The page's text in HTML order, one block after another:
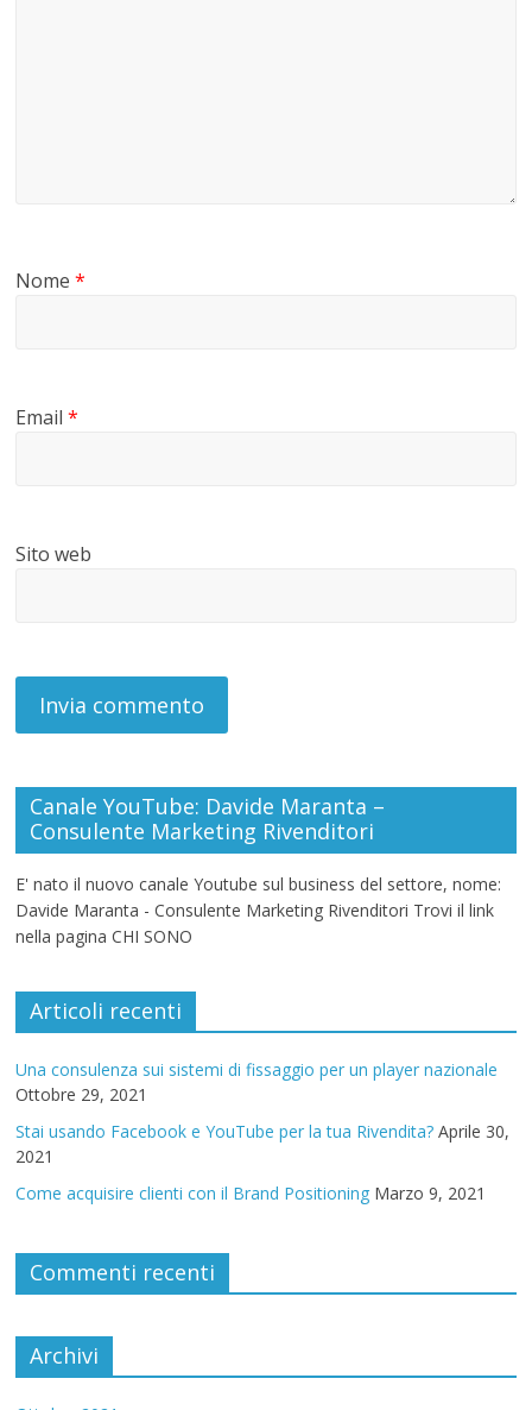
Nome*
Email*
Sito web
Canale YouTube: Davide Maranta –
Consulente Marketing Rivenditori
E' nato il nuovo canale Youtube sul business del settore, nome:
Davide Maranta - Consulente Marketing Rivenditori Trovi il link
nella pagina CHI SONO
Articoli recenti
Una consulenza sui sistemi di fissaggio per un player nazionale
Ottobre 29, 2021
Stai usando Facebook e YouTube per la tua Rivendita? Aprile 30,
2021
Come acquisire clienti con il Brand Positioning Marzo 9, 2021
Commenti recenti
Archivi